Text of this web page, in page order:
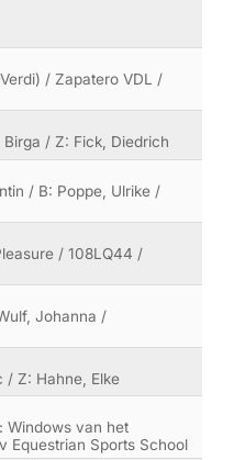
/ Zapatero VDL /
/ Z: Fick, Diedrich
/ B: Poppe, Ulrike /
/ 108LQ44 /
Johanna /
/ Z: Hahne, Elke
Windows van het
Equestrian Sports School